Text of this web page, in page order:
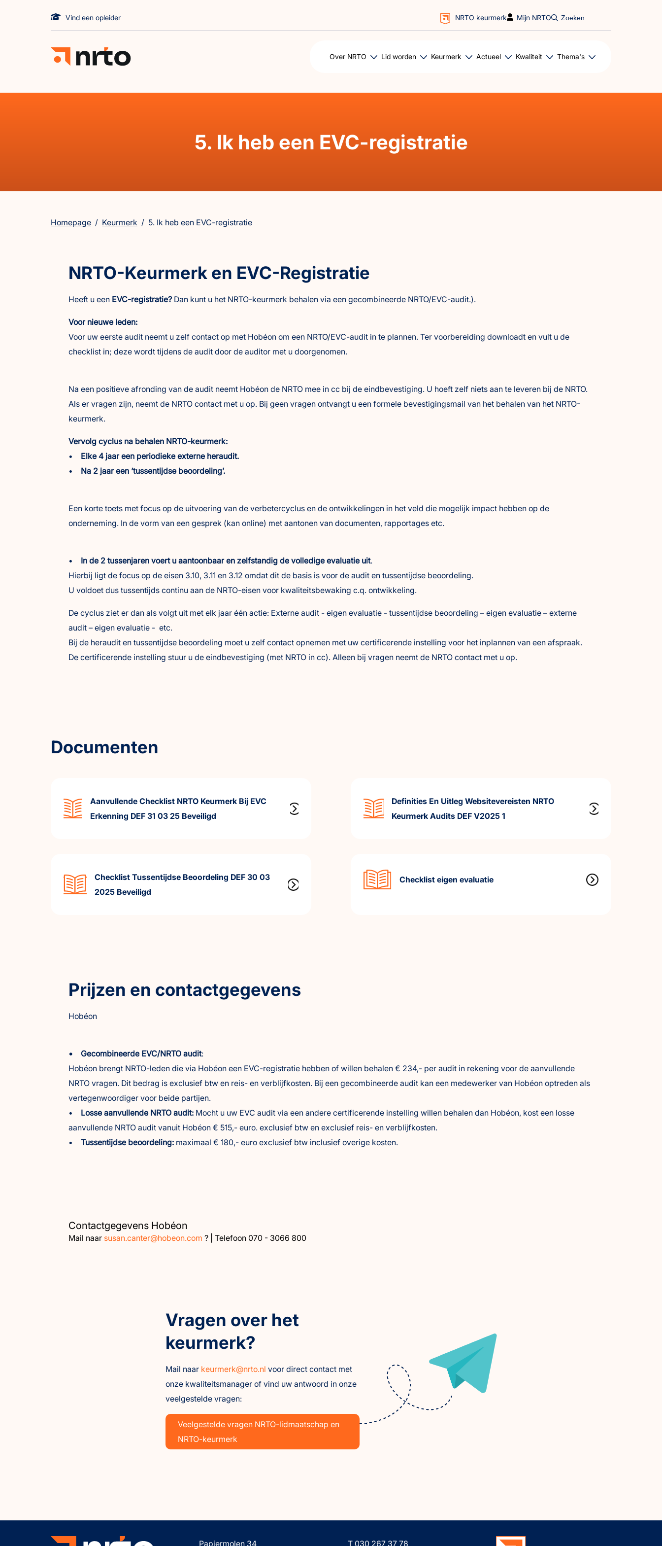
Vind een opleider NRTO keurmerk Mijn NRTO Zoeken
Over NRTO Lid worden Keurmerk Actueel Kwaliteit Thema's
5. Ik heb een EVC-registratie
Homepage / Keurmerk / 5. Ik heb een EVC-registratie
NRTO-Keurmerk en EVC-Registratie
Heeft u een EVC-registratie? Dan kunt u het NRTO-keurmerk behalen via een gecombineerde NRTO/EVC-audit.).
Voor nieuwe leden:
Voor uw eerste audit neemt u zelf contact op met Hobéon om een NRTO/EVC-audit in te plannen. Ter voorbereiding downloadt en vult u de
checklist in; deze wordt tijdens de audit door de auditor met u doorgenomen.
Na een positieve afronding van de audit neemt Hobéon de NRTO mee in cc bij de eindbevestiging. U hoeft zelf niets aan te leveren bij de NRTO.
Als er vragen zijn, neemt de NRTO contact met u op. Bij geen vragen ontvangt u een formele bevestigingsmail van het behalen van het NRTO-
keurmerk.
Vervolg cyclus na behalen NRTO-keurmerk:
•
Elke 4 jaar een periodieke externe heraudit.
• Na 2 jaar een ‘tussentijdse beoordeling’.
Een korte toets met focus op de uitvoering van de verbetercyclus en de ontwikkelingen in het veld die mogelijk impact hebben op de
onderneming. In de vorm van een gesprek (kan online) met aantonen van documenten, rapportages etc.
• In de 2 tussenjaren voert u aantoonbaar en zelfstandig de volledige evaluatie uit.
Hierbij ligt de focus op de eisen 3.10, 3.11 en 3.12 omdat dit de basis is voor de audit en tussentijdse beoordeling.
U voldoet dus tussentijds continu aan de NRTO-eisen voor kwaliteitsbewaking c.q. ontwikkeling.
De cyclus ziet er dan als volgt uit met elk jaar één actie: Externe audit - eigen evaluatie - tussentijdse beoordeling – eigen evaluatie – externe
audit – eigen evaluatie - etc.
Bij de heraudit en tussentijdse beoordeling moet u zelf contact opnemen met uw certificerende instelling voor het inplannen van een afspraak.
De certificerende instelling stuur u de eindbevestiging (met NRTO in cc). Alleen bij vragen neemt de NRTO contact met u op.
Documenten
Aanvullende Checklist NRTO Keurmerk Bij EVC
Erkenning DEF 31 03 25 Beveiligd
Definities En Uitleg Websitevereisten NRTO
Keurmerk Audits DEF V2025 1
Checklist Tussentijdse Beoordeling DEF 30 03
2025 Beveiligd
Checklist eigen evaluatie
Prijzen en contactgegevens
Hobéon
• Gecombineerde EVC/NRTO audit:
Hobéon brengt NRTO-leden die via Hobéon een EVC-registratie hebben of willen behalen € 234,- per audit in rekening voor de aanvullende
NRTO vragen. Dit bedrag is exclusief btw en reis- en verblijfkosten. Bij een gecombineerde audit kan een medewerker van Hobéon optreden als
vertegenwoordiger voor beide partijen.
• Losse aanvullende NRTO audit: Mocht u uw EVC audit via een andere certificerende instelling willen behalen dan Hobéon, kost een losse
aanvullende NRTO audit vanuit Hobéon € 515,- euro. exclusief btw en exclusief reis- en verblijfkosten.
• Tussentijdse beoordeling: maximaal € 180,- euro exclusief btw inclusief overige kosten.
Contactgegevens Hobéon
Mail naar susan.canter@hobeon.com ? | Telefoon 070 - 3066 800
Vragen over het
keurmerk?
Mail naar keurmerk@nrto.nl voor direct contact met
onze kwaliteitsmanager of vind uw antwoord in onze
veelgestelde vragen:
Veelgestelde vragen NRTO-lidmaatschap en
NRTO-keurmerk
Papiermolen 34 T 030 267 37 78